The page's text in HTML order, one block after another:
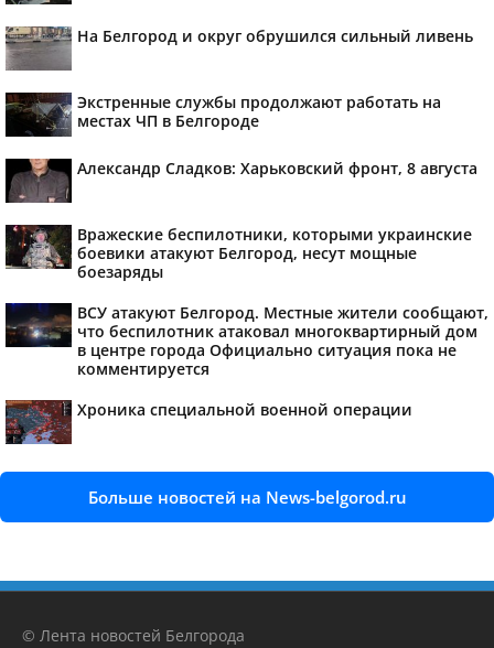
На Белгород и округ обрушился сильный ливень
Экстренные службы продолжают работать на
местах ЧП в Белгороде
Александр Сладков: Харьковский фронт, 8 августа
Вражеские беспилотники, которыми украинские
боевики атакуют Белгород, несут мощные
боезаряды
ВСУ атакуют Белгород. Местные жители сообщают,
что беспилотник атаковал многоквартирный дом
в центре города Официально ситуация пока не
комментируется
Хроника специальной военной операции
Больше новостей на News-belgorod.ru
© Лента новостей Белгорода